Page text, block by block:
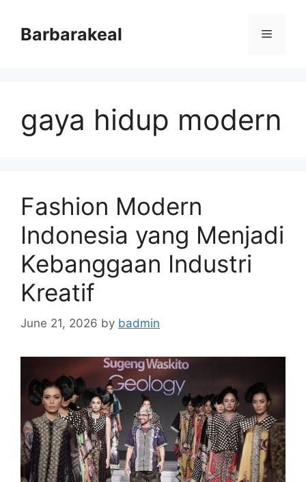
contentBarbarakeal Menu
gaya hidup modern
Fashion Modern
Indonesia yang Menjadi
Kebanggaan Industri
Kreatif
June 21, 2026 by badmin